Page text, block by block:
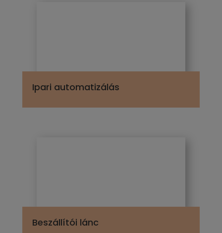
Ipari automatizálás
Beszállítói lánc